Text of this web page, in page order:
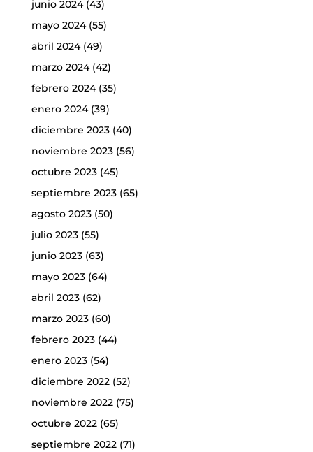
junio 2024(43)
mayo 2024(55)
abril 2024(49)
marzo 2024(42)
febrero 2024(35)
enero 2024(39)
diciembre 2023(40)
noviembre 2023(56)
octubre 2023(45)
septiembre 2023(65)
agosto 2023(50)
julio 2023(55)
junio 2023(63)
mayo 2023(64)
abril 2023(62)
marzo 2023(60)
febrero 2023(44)
enero 2023(54)
diciembre 2022(52)
noviembre 2022(75)
octubre 2022(65)
septiembre 2022(71)